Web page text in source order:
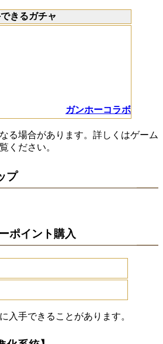
きるガチャ
ガンホーコラボ
る場合があります。詳しくはゲーム
ください。
プ
ポイント購入
入手できることがあります。